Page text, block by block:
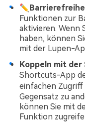
Funktionen zur
aktivieren. Wenn
haben, können
mit der Lupen-
Koppeln mit der
Shortcuts-App
einfachen Zugriff
Gegensatz zu
können Sie mit
Funktion